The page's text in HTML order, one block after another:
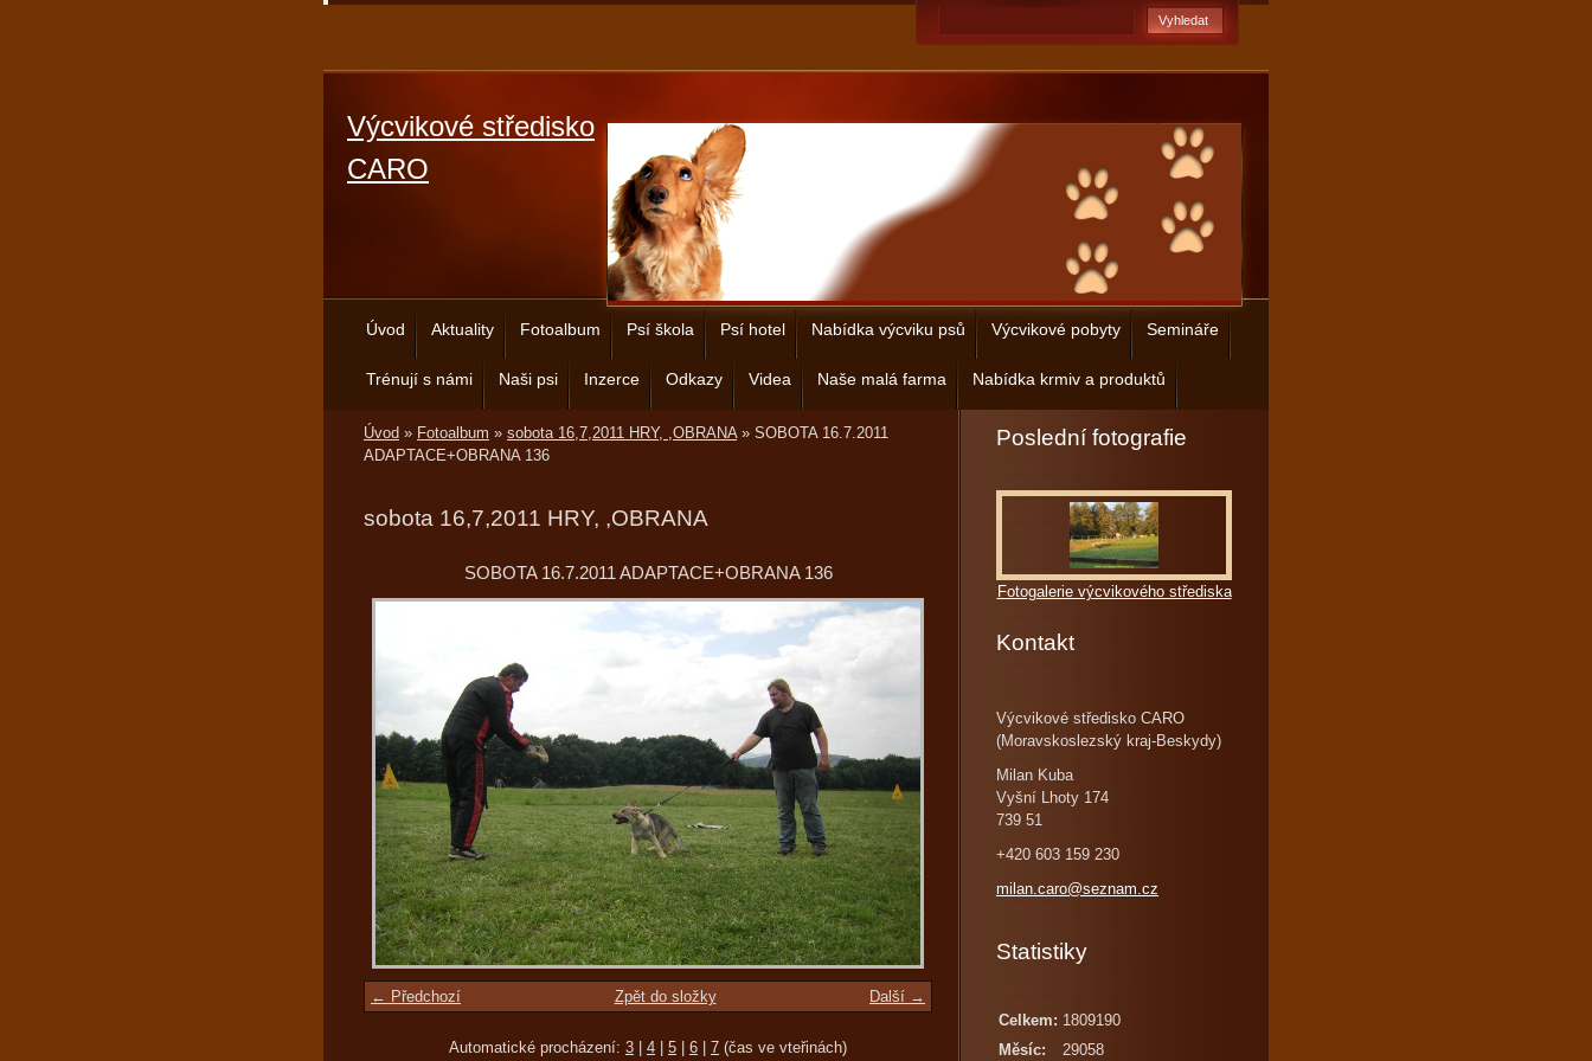
Výcvikové středisko
CARO
Úvod Aktuality Fotoalbum Psí škola Psí hotel Nabídka výcviku psů Výcvikové pobyty Semináře
Trénují s námi Naši psi Inzerce Odkazy Videa Naše malá farma Nabídka krmiv a produktů
Úvod » Fotoalbum » sobota 16,7,2011 HRY, ,OBRANA» SOBOTA 16.7.2011
ADAPTACE+OBRANA 136
sobota 16,7,2011 HRY, ,OBRANA
SOBOTA 16.7.2011 ADAPTACE+OBRANA 136
← Předchozí Další →
Zpět do složky
Automatické procházení: 3 4 5 6 7 (čas ve vteřinách)
Poslední fotografie
Fotogalerie výcvikového střediska
Kontakt
Výcvikové středisko CARO
(Moravskoslezský kraj-Beskydy)
Milan Kuba
Vyšní Lhoty 174
739 51
+420 603 159 230
milan.caro@seznam.cz
Statistiky
Celkem: 1809190
Měsíc:
29058